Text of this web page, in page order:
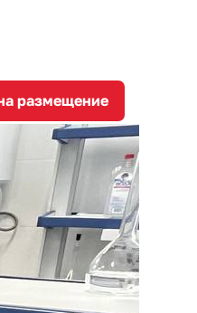
размещение